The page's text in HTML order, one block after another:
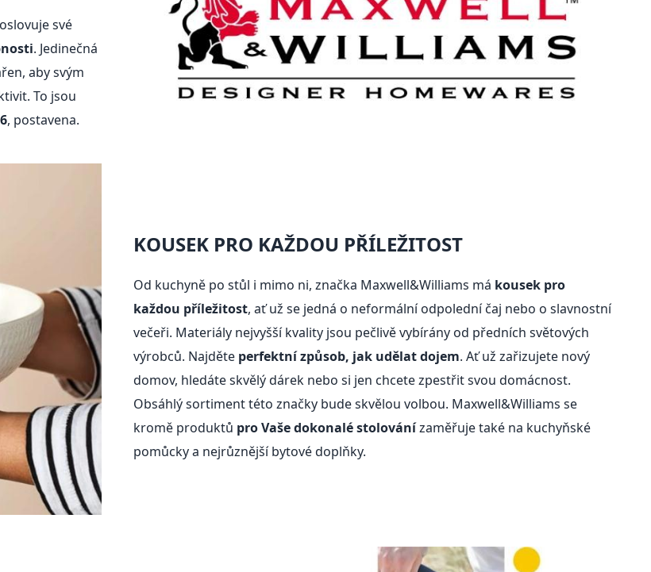
své
. Jedinečná
aby svým
To jsou
, postavena.
KOUSEK PRO KAŽDOU PŘÍLEŽITOST
Od kuchyně po stůl i mimo ni, značka Maxwell&Williams má kousek pro
každou příležitost, ať už se jedná o neformální odpolední čaj nebo o slavnostní
večeři. Materiály nejvyšší kvality jsou pečlivě vybírány od předních světových
výrobců. Najděte perfektní způsob, jak udělat dojem. Ať už zařizujete nový
domov, hledáte skvělý dárek nebo si jen chcete zpestřit svou domácnost.
Obsáhlý sortiment této značky bude skvělou volbou. Maxwell&Williams se
kromě produktů pro Vaše dokonalé stolovánízaměřuje také na kuchyňské
pomůcky a nejrůznější bytové doplňky.